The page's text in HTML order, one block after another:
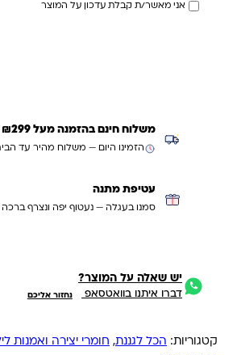
אני מאשר/ת קבלת עדכון על המוצר
משלוח חינם בהזמנה מעל ₪299 (למעט ריהוט)
הזמינו היום — משלוח מהיר עד
עטיפת מתנה
סמנו בעגלה — נעטוף יפה ונצרף ברכה
יש שאלה על המוצר?
דברו איתנו בוואטסאפ נחזור אליכם
קטגוריות: הכל לגננת, חומרי יצירה ואמנות